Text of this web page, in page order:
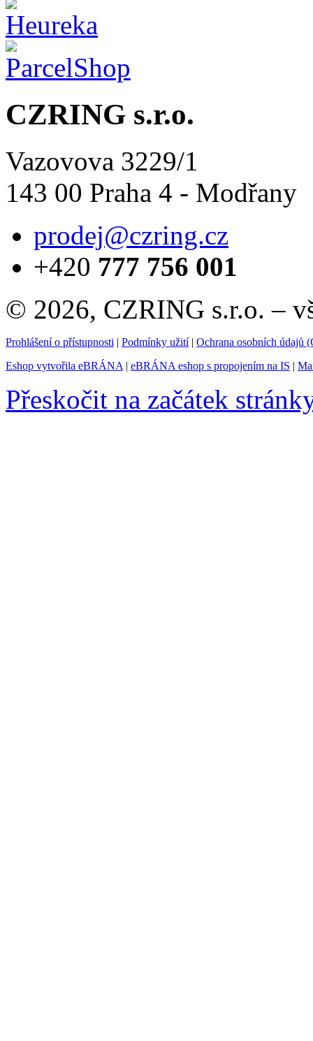
CZRING s.r.o.
Vazovova 3229/1
143 00 Praha 4 - Modřany
prodej@czring.cz
+420 777 756 001
© 2026, CZRING s.r.o. –
Prohlášení o přístupnosti | Podmínky užití| Ochrana osobních údajů
Eshop vytvořila eBRÁNA | eBRÁNA eshop s propojením na IS |
Přeskočit na začátek